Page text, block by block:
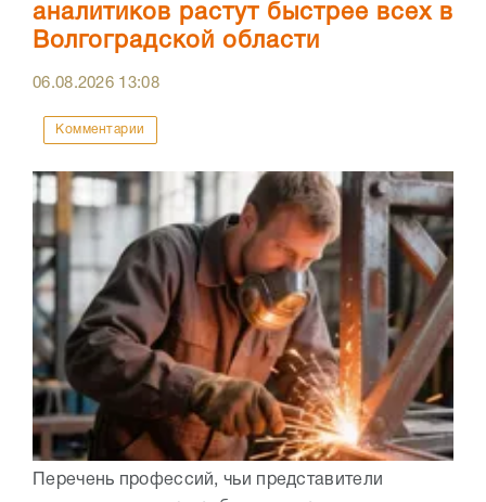
аналитиков растут быстрее всех в
Волгоградской области
06.08.2026 13:08
Комментарии
Перечень профессий, чьи представители